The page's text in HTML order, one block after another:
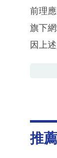
前理
旗下
因上
推